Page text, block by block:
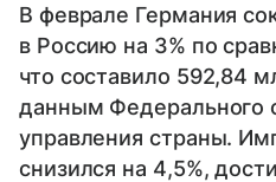
В феврале Германия
в Россию на 3% по
что составило 592,84
данным Федерального
управления страны.
снизился на 4,5%,